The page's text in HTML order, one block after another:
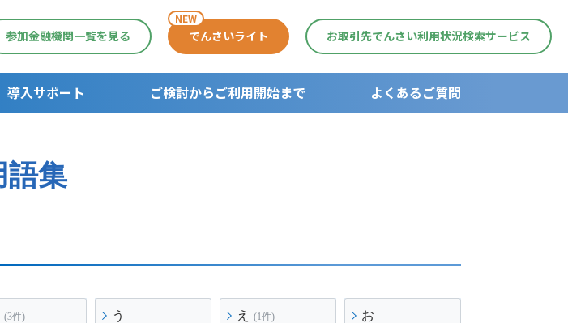
参加金融機関一覧を見る でんさいライト
NEW
お取引先でんさい利用状況検索サービス
導入サポート
さいセミナー一覧
ご検討からご利用開始まで よくあるご質問
語集
(3件) う え (1件) お